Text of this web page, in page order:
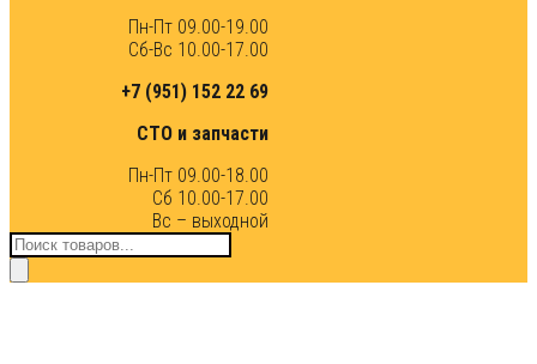
Пн-Пт 09.00-19.00
Сб-Вс 10.00-17.00
+7 (951) 152 22 69
СТО и запчасти
Пн-Пт 09.00-18.00
Сб 10.00-17.00
Вс – выходной
Поиск
товаров